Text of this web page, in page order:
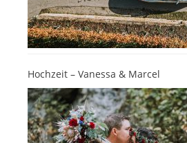
Hochzeit – Vanessa & Marcel